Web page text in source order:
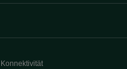
Konnektivität